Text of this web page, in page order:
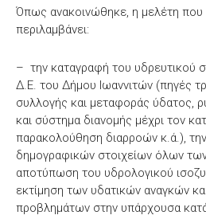
Όπως ανακοινώθηκε, η μελέτη που
περιλαμβάνει:
– την καταγραφή του υδρευτικού
Δ.Ε. του Δήμου Ιωαννιτών (πηγές
συλλογής και μεταφοράς ύδατος,
και σύστημα διανομής μέχρι τον
παρακολούθηση διαρροών κ.ά.),
δημογραφικών στοιχείων όλων
αποτύπωση του υδρολογικού
εκτίμηση των υδατικών αναγκών
προβλημάτων στην υπάρχουσα